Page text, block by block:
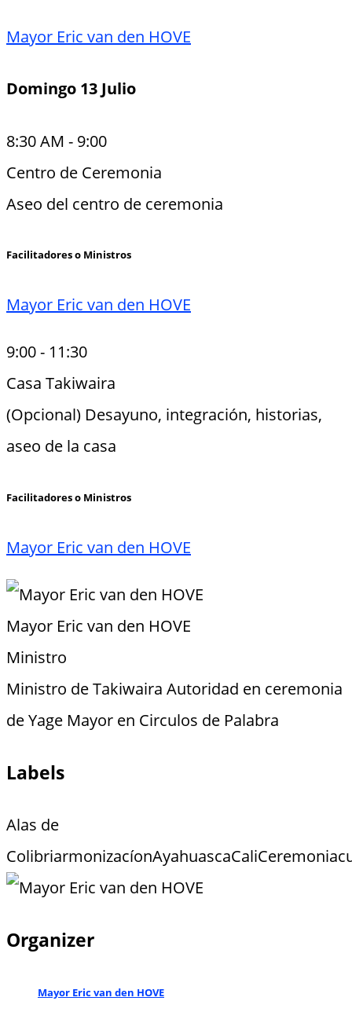
Mayor Eric van den HOVE
Domingo 13 Julio
8:30 AM - 9:00
Centro de Ceremonia
Aseo del centro de ceremonia
Facilitadores o Ministros
Mayor Eric van den HOVE
9:00- 11:30
Casa Takiwaira
(Opcional) Desayuno, integración, historias,
aseo de la casa
Facilitadores o Ministros
Mayor Eric van den HOVE
Mayor Eric van den HOVE
Ministro
Ministro de Takiwaira Autoridad en ceremonia
de Yage Mayor en Circulos de Palabra
Labels
Alas de
ColibriarmonizacíonAyahuascaCaliCeremonia
Organizer
Mayor Eric van den HOVE